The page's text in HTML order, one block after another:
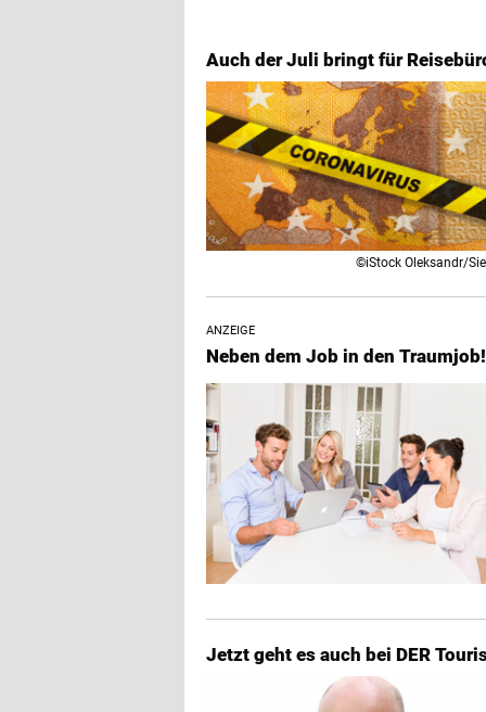
Auch der Juli bringt für
©iStock Oleksandr/
ANZEIGE
Neben dem Job in den Traumjob!
Jetzt geht es auch bei DER